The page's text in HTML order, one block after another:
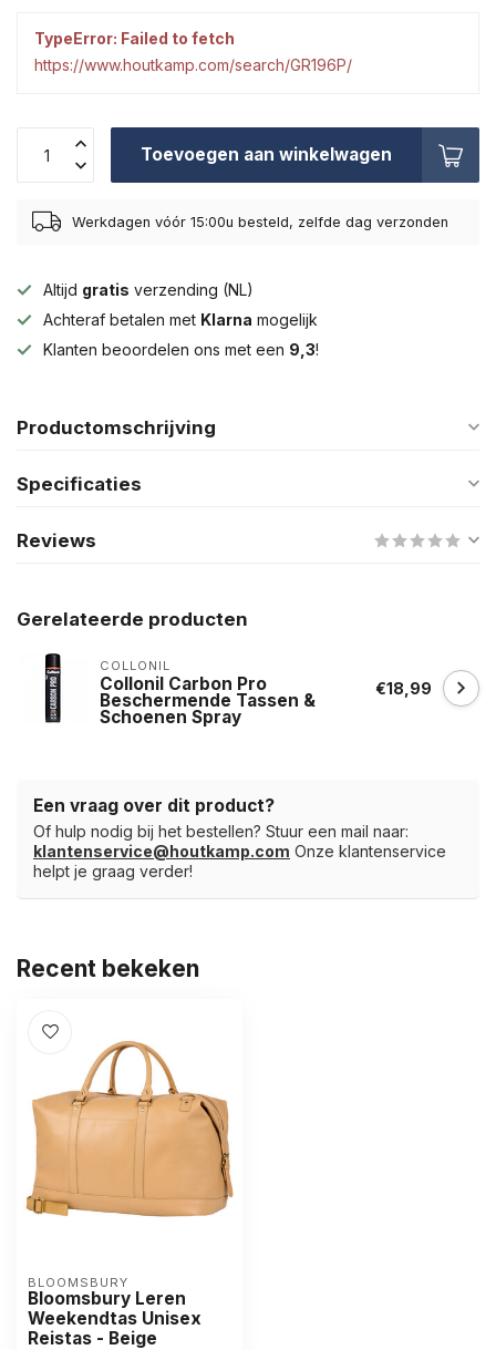
TypeError: Failed to fetch
https://www.houtkamp.com/search/GR196P/
Toevoegen aan winkelwagen
Werkdagen vóór 15:00u besteld, zelfde dag verzonden
Altijd gratis verzending (NL)
Achteraf betalen met Klarna mogelijk
Klanten beoordelen ons met een 9,3!
Productomschrijving
Specificaties
Reviews
Gerelateerde producten
COLLONIL
Collonil Carbon Pro
Beschermende Tassen &
Schoenen Spray
€18,99
Een vraag over dit product?
Of hulp nodig bij het bestellen? Stuur een mail naar:
klantenservice@houtkamp.com Onze klantenservice
helpt je graag verder!
Recent bekeken
BLOOMSBURY
Bloomsbury Leren
Weekendtas Unisex
Reistas - Beige